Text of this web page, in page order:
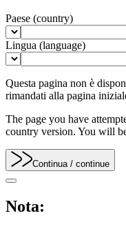
Paese (country)
Lingua (language)
Questa pagina non è
rimandati alla pagina
The page you have
country version. You will
Continua / continue
Nota: